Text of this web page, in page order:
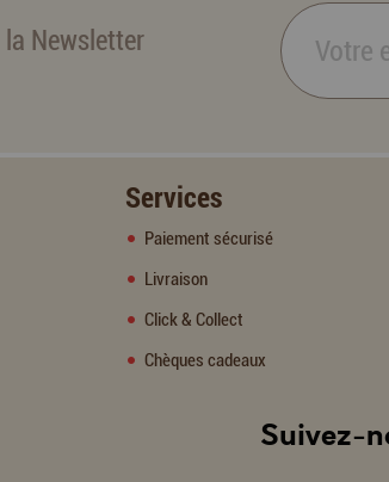
Newsletter
Services
Paiement sécurisé
Livraison
Click & Collect
Chèques cadeaux
Suivez-